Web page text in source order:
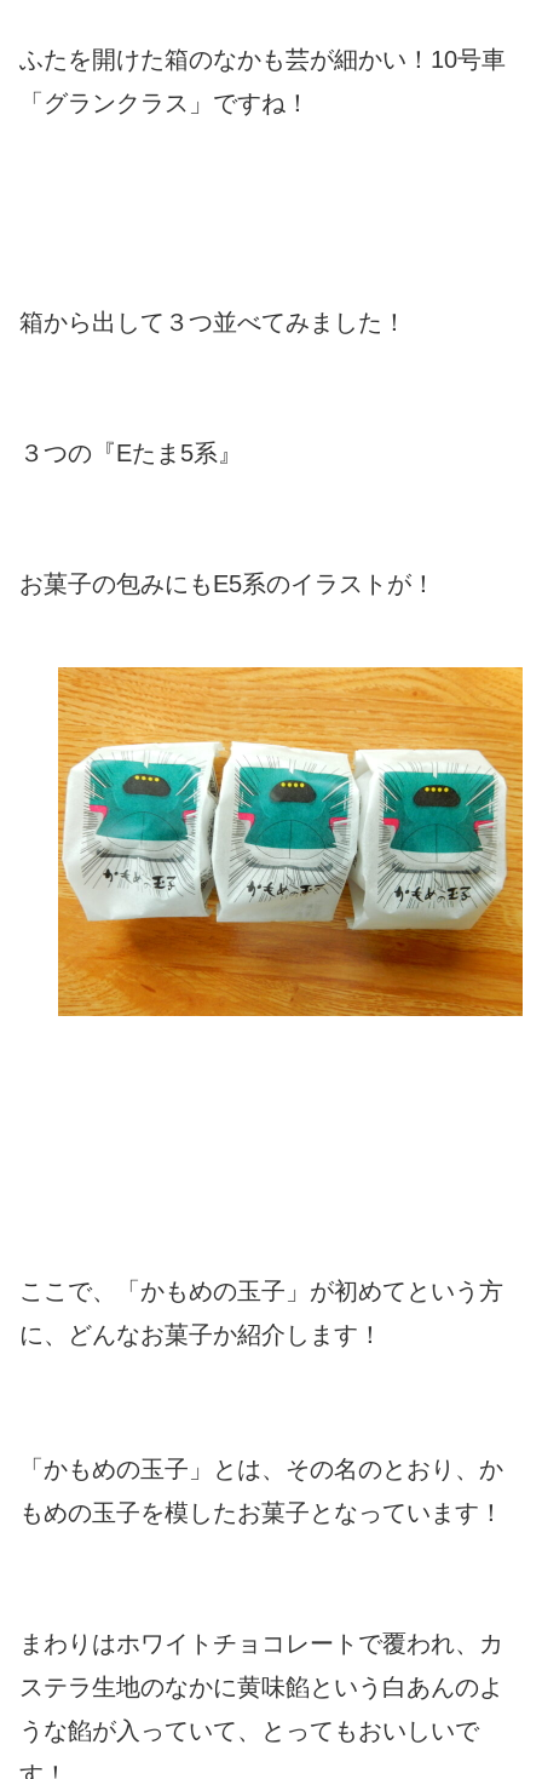
ふたを開けた箱のなかも芸が細かい！10号車
「グランクラス」ですね！
箱から出して３つ並べてみました！
３つの『Eたま5系』
お菓子の包みにもE5系のイラストが！
ここで、「かもめの玉子」が初めてという方
に、どんなお菓子か紹介します！
「かもめの玉子」とは、その名のとおり、か
もめの玉子を模したお菓子となっています！
まわりはホワイトチョコレートで覆われ、カ
ステラ生地のなかに黄味餡という白あんのよ
うな餡が入っていて、とってもおいしいで